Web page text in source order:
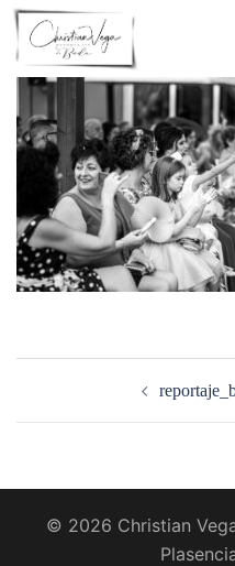
Saltar
contenido
© 2026 Christian